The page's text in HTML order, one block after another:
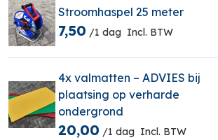
Stroomhaspel 25 meter
7,50 /1 dag Incl. BTW
4x valmatten – ADVIES bij
plaatsing op verharde
ondergrond
20,00 /1 dag Incl. BTW